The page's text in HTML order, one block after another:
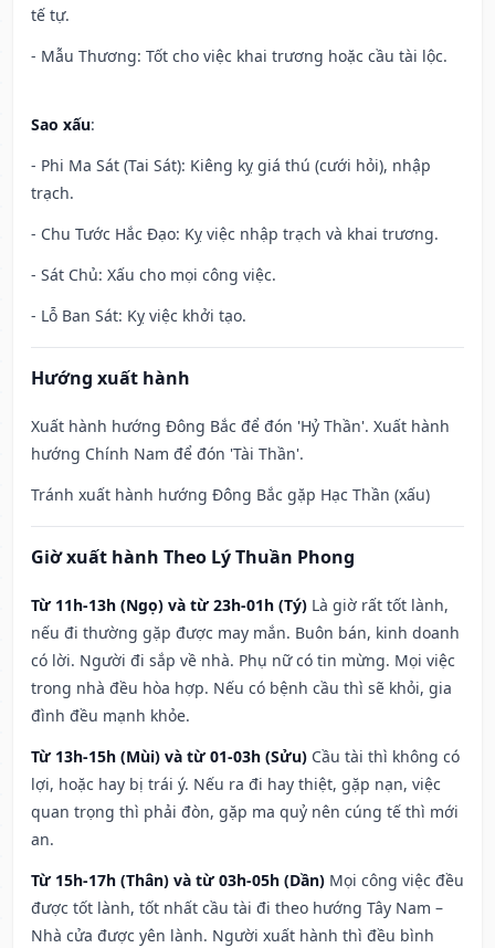
tế tự.
- Mẫu Thương: Tốt cho việc khai trương hoặc cầu tài lộc.
Sao xấu:
- Phi Ma Sát (Tai Sát): Kiêng kỵ giá thú (cưới hỏi), nhập
trạch.
- Chu Tước Hắc Đạo: Kỵ việc nhập trạch và khai trương.
- Sát Chủ: Xấu cho mọi công việc.
- Lỗ Ban Sát: Kỵ việc khởi tạo.
Hướng xuất hành
Xuất hành hướng Đông Bắc để đón 'Hỷ Thần'. Xuất hành
hướng Chính Nam để đón 'Tài Thần'.
Tránh xuất hành hướng Đông Bắc gặp Hạc Thần (xấu)
Giờ xuất hành Theo Lý Thuần Phong
Từ 11h-13h (Ngọ) và từ 23h-01h (Tý) Là giờ rất tốt lành,
nếu đi thường gặp được may mắn. Buôn bán, kinh doanh
có lời. Người đi sắp về nhà. Phụ nữ có tin mừng. Mọi việc
trong nhà đều hòa hợp. Nếu có bệnh cầu thì sẽ khỏi, gia
đình đều mạnh khỏe.
Từ 13h-15h (Mùi) và từ 01-03h (Sửu) Cầu tài thì không có
lợi, hoặc hay bị trái ý. Nếu ra đi hay thiệt, gặp nạn, việc
quan trọng thì phải đòn, gặp ma quỷ nên cúng tế thì mới
an.
Từ 15h-17h (Thân) và từ 03h-05h (Dần) Mọi công việc đều
được tốt lành, tốt nhất cầu tài đi theo hướng Tây Nam –
Nhà cửa được yên lành. Người xuất hành thì đều bình